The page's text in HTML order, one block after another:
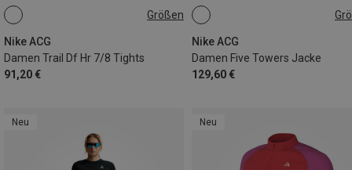
Größen
Nike ACG
Damen Trail Df Hr 7/8 Tights
91,20 €
XS
Nike ACG
Damen Five Towers Jacke
129,60 €
XS
Neu Neu